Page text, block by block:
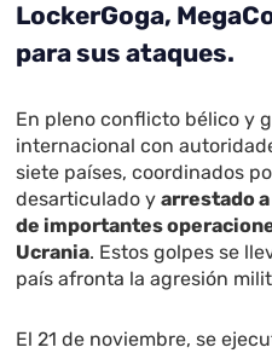
LockerGoga,
para sus ataques.
En pleno conflicto bélico y
internacional con
siete países, coordinados
desarticulado yarrestado
de importantes
Ucrania. Estos golpes se
país afronta la agresión
El 21 de noviembre, se